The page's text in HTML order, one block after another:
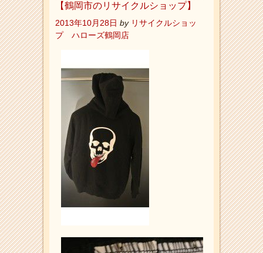
【鶴岡市のリサイクルショップ】
2013年10月28日 by リサイクルショッ
プ ハローズ鶴岡店